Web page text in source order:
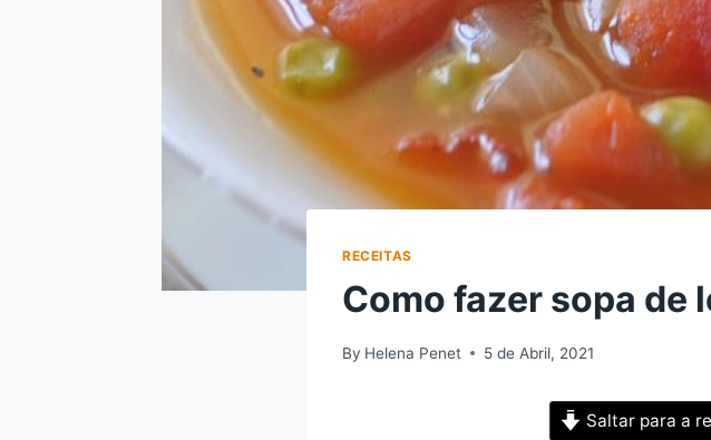
RECEITAS
Como fazer sopa de
By Helena Penet 5 de Abril, 2021
Saltar para a